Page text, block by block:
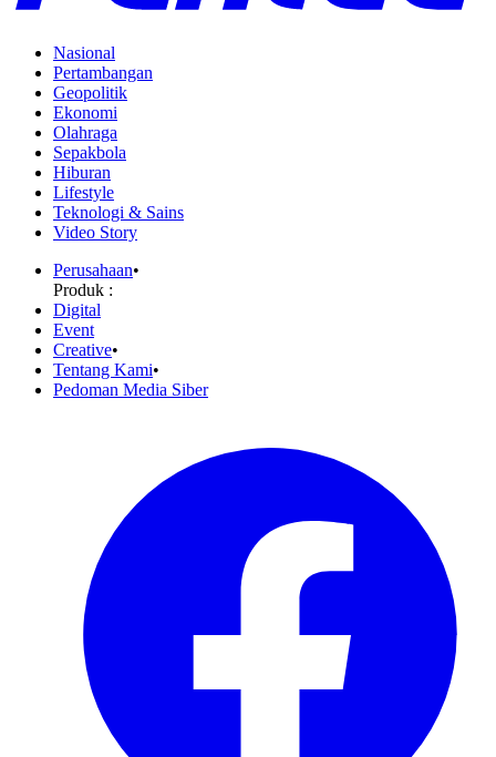
Nasional
Pertambangan
Geopolitik
Ekonomi
Olahraga
Sepakbola
Hiburan
Lifestyle
Teknologi & Sains
Video Story
Perusahaan•
Produk :
Digital
Event
Creative•
Tentang Kami•
Pedoman Media Siber